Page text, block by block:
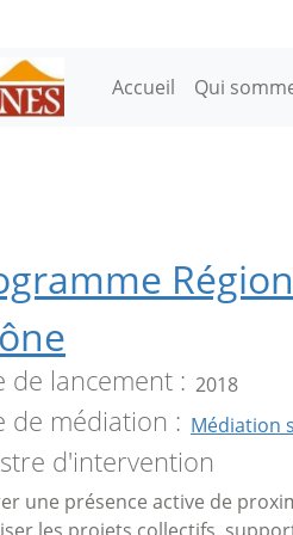
Main navigation
Accueil Qui
de lancement 2018
de médiation Médiation
d'intervention
une présence active de